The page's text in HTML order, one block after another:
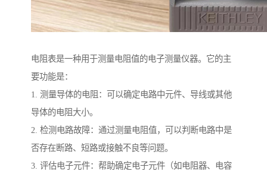
电阻表是一种用于测量电阻值的电子测量仪器。它的主
要功能是：
1. 测量导体的电阻：可以确定电路中元件、导线或其他
导体的电阻大小。
2. 检测电路故障：通过测量电阻值，可以判断电路中是
否存在断路、短路或接触不良等问题。
3. 评估电子元件：帮助确定电子元件（如电阻器、电容